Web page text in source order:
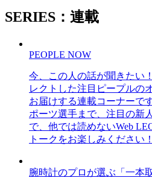
SERIES：連載
PEOPLE NOW
今、この人の話が聞きたい
レクトした注目ピープルの
お届けする連載コーナーで
ポーツ選手まで、注目の新
で、他では読めないWeb
トークをお楽しみください！
腕時計のプロが選ぶ「一本